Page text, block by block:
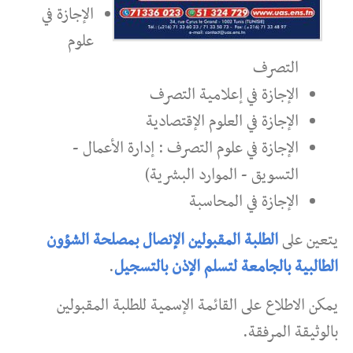
الإجازة في
علوم
التصرف
الإجازة في إعلامية التصرف
الإجازة في العلوم الإقتصادية
الإجازة في علوم التصرف : إدارة الأعمال -
التسويق - الموارد البشرية)
الإجازة في المحاسبة
يتعين علىالطلبة المقبولين الإنصال بمصلحة الشؤون
الطالبية بالجامعة لتسلم الإذن بالتسجيل.
يمكن الاطلاع على القائمة الإسمية للطلبة المقبولين
بالوثيقة المرفقة.